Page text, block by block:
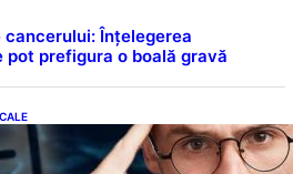
Înțelegerea
pot prefigura o boală gravă
dincolo de note: Semnele unui IQ
nu țin de școală